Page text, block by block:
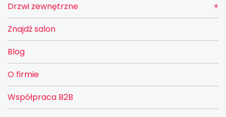
Drzwi zewnętrzne
Znajdź salon
Blog
O firmie
Współpraca B2B